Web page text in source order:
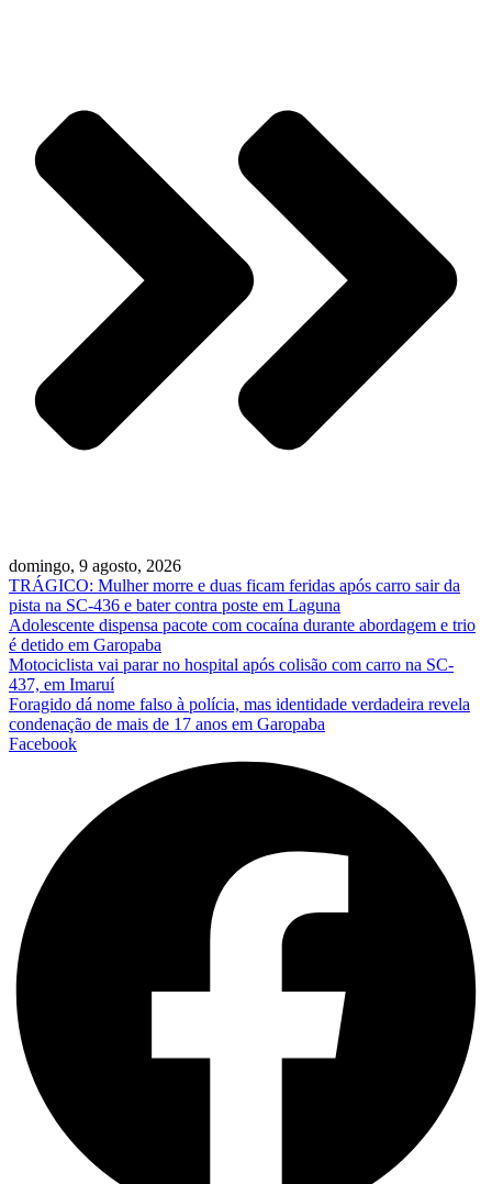
domingo, 9 agosto, 2026
TRÁGICO: Mulher morre e duas ficam feridas após carro sair da
pista na SC-436 e bater contra poste em Laguna
Adolescente dispensa pacote com cocaína durante abordagem e trio
é detido em Garopaba
Motociclista vai parar no hospital após colisão com carro na SC-
437, em Imaruí
Foragido dá nome falso à polícia, mas identidade verdadeira revela
condenação de mais de 17 anos em Garopaba
Facebook